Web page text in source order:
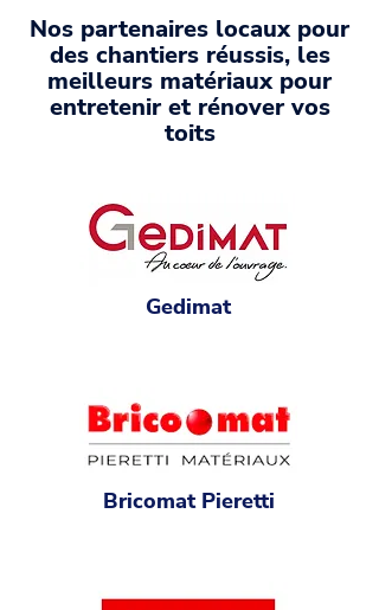
Nos partenaires locaux pour
des chantiers réussis, les
meilleurs matériaux pour
entretenir et rénover vos
toits
Gedimat
Bricomat Pieretti